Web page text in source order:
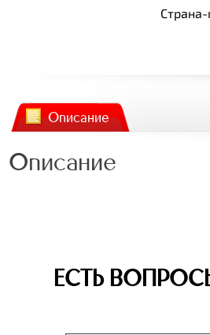
Страна-
Описание
Описание
ЕСТЬ